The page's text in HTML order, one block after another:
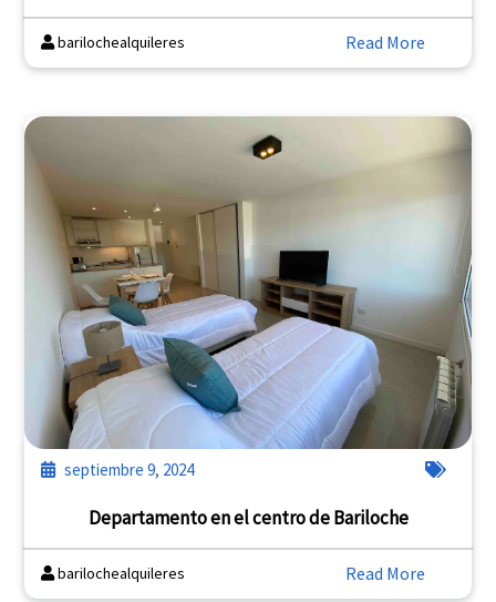
barilochealquileres Read More
septiembre 9, 2024
Departamento en el centro de Bariloche
barilochealquileres Read More